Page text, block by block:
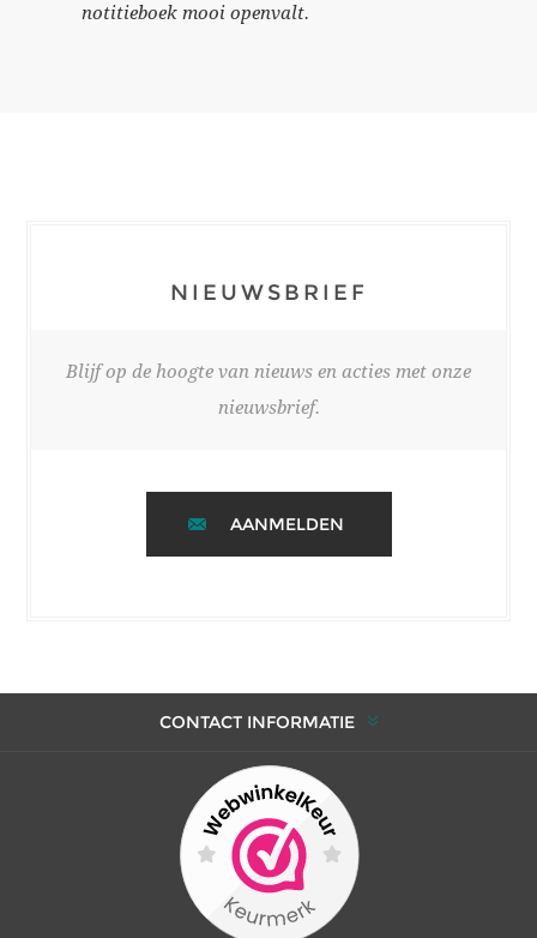
notitieboek mooi openvalt.
NIEUWSBRIEF
Blijf op de hoogte van nieuws en acties met onze
nieuwsbrief.
AANMELDEN
CONTACT INFORMATIE